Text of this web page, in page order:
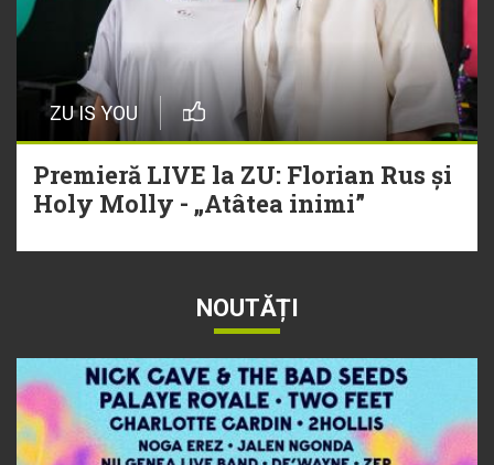
ZU IS YOU
Premieră LIVE la ZU: Florian Rus și
Holy Molly - „Atâtea inimi”
NOUTĂȚI